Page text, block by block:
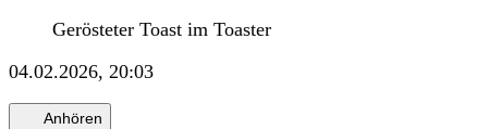
Gerösteter Toast im Toaster
04.02.2026, 20:03
Anhören